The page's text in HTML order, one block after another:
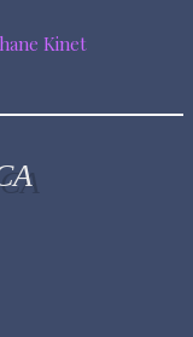
Kinet